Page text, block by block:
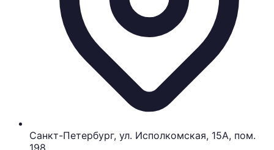
Санкт-Петербург, ул. Исполкомская, 15А, пом.
198